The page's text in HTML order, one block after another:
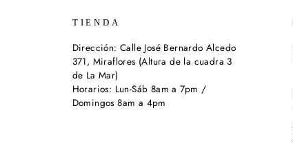
TIENDA
Dirección: Calle José Bernardo Alcedo
371, Miraflores (Altura de la cuadra 3
de La Mar)
Horarios: Lun-Sáb 8am a 7pm /
Domingos 8am a 4pm